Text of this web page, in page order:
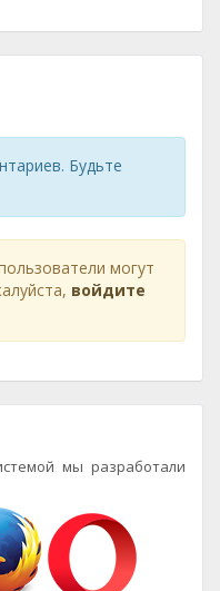
Будьте
могут
войдите
мы разработали